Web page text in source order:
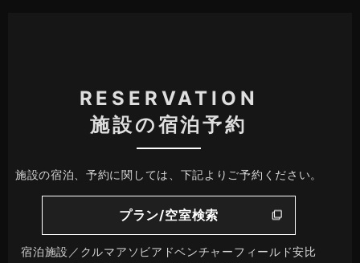
RESERVATION
施設の宿泊予約
施設の宿泊、予約に関しては、下記よりご予約ください。
プラン/空室検索
宿泊施設／クルマアソビアドベンチャーフィールド安比